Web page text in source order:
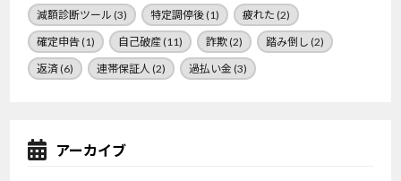
減額診断ツール (3) 特定調停後(1) 疲れた (2)
確定申告(1) 自己破産(11) 詐欺(2) 踏み倒し (2)
返済(6) 連帯保証人 (2) 過払い金 (3)
アーカイブ